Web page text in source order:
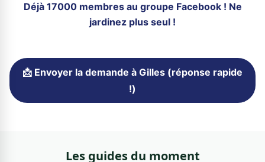
Déjà 17000 membres au groupe Facebook ! Ne
jardinez plus seul !
📩 Envoyer la demande à Gilles (réponse rapide
!)
Les guides du moment